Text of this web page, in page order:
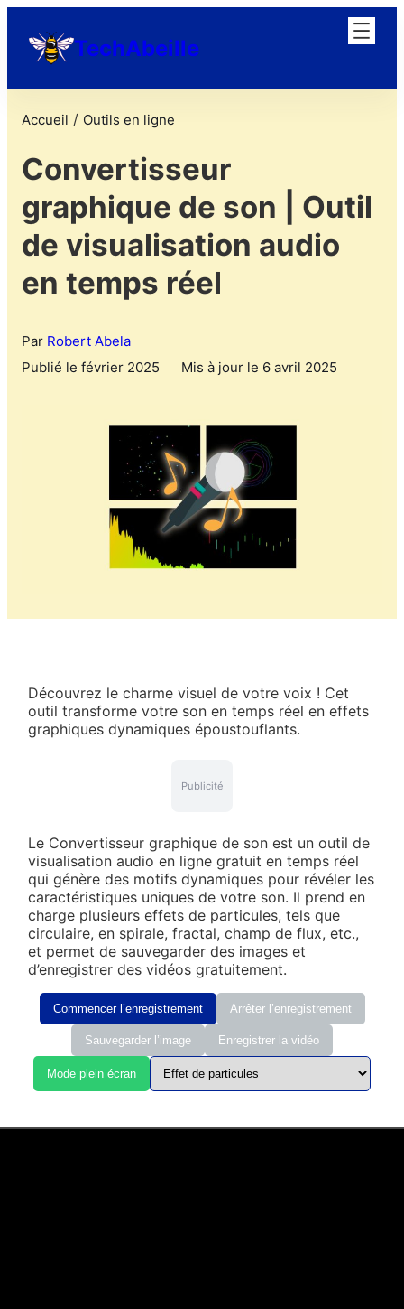
TechAbeille
Accueil / Outils en ligne
Convertisseur
graphique de son | Outil
de visualisation audio
en temps réel
Par Robert Abela
Publié le février 2025
Mis à jour le 6 avril 2025
Découvrez le charme visuel de votre voix ! Cet
outil transforme votre son en temps réel en effets
graphiques dynamiques époustouflants.
Publicité
Le Convertisseur graphique de son est un outil de
visualisation audio en ligne gratuit en temps réel
qui génère des motifs dynamiques pour révéler les
caractéristiques uniques de votre son. Il prend en
charge plusieurs effets de particules, tels que
circulaire, en spirale, fractal, champ de flux, etc.,
et permet de sauvegarder des images et
d’enregistrer des vidéos gratuitement.
Commencer l’enregistrement Arrêter l’enregistrement
Sauvegarder l’image Enregistrer la vidéo
Mode plein écran